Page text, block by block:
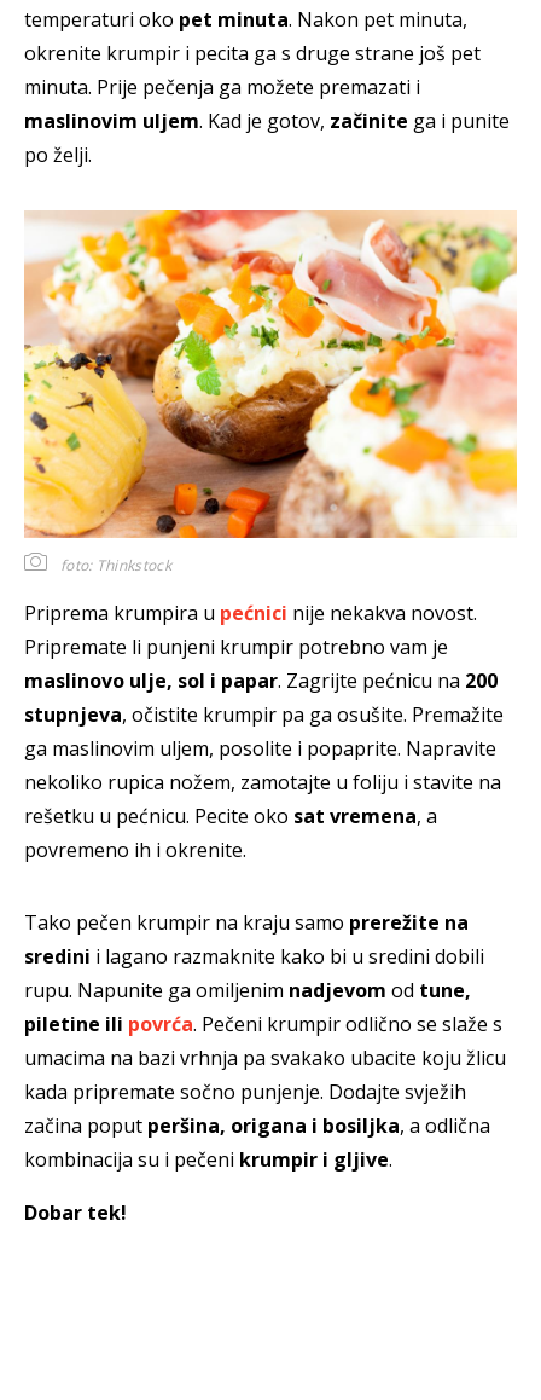
temperaturi oko pet minuta. Nakon pet minuta,
okrenite krumpir i pecita ga s druge strane još pet
minuta. Prije pečenja ga možete premazati i
maslinovim uljem. Kad je gotov, začinite ga i punite
po želji.
foto: Thinkstock
Priprema krumpira u pećnici nije nekakva novost.
Pripremate li punjeni krumpir potrebno vam je
maslinovo ulje, sol i papar. Zagrijte pećnicu na 200
stupnjeva, očistite krumpir pa ga osušite. Premažite
ga maslinovim uljem, posolite i popaprite. Napravite
nekoliko rupica nožem, zamotajte u foliju i stavite na
rešetku u pećnicu. Pecite oko sat vremena, a
povremeno ih i okrenite.
Tako pečen krumpir na kraju samo prerežite na
sredini i lagano razmaknite kako bi u sredini dobili
rupu. Napunite ga omiljenim nadjevom od tune,
piletine ili povrća. Pečeni krumpir odlično se slaže s
umacima na bazi vrhnja pa svakako ubacite koju žlicu
kada pripremate sočno punjenje. Dodajte svježih
začina poput peršina, origana i bosiljka, a odlična
kombinacija su i pečeni krumpir i gljive.
Dobar tek!